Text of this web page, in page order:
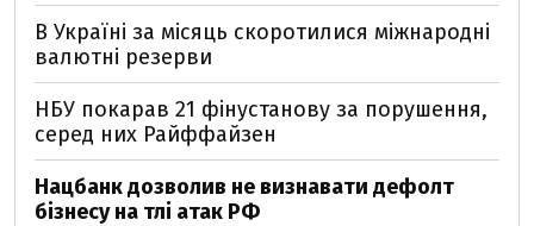
В Україні за місяць скоротилися міжнародні
валютні резерви
НБУ покарав 21 фінустанову за порушення,
серед них Райффайзен
Нацбанк дозволив не визнавати дефолт
бізнесу на тлі атак РФ